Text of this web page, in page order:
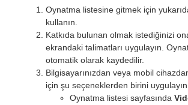
Oynatma listesine gitmek için
kullanın.
Katkıda bulunan olmak istediğinizi
ekrandaki talimatları uygulayın.
otomatik olarak kaydedilir.
Bilgisayarınızdan veya mobil
için şu seçeneklerden birini
Oynatma listesi sayfasında